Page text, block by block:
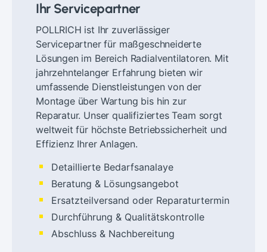
Ihr Servicepartner
POLLRICH ist Ihr zuverlässiger
Servicepartner für maßgeschneiderte
Lösungen im Bereich Radialventilatoren. Mit
jahrzehntelanger Erfahrung bieten wir
umfassende Dienstleistungen von der
Montage über Wartung bis hin zur
Reparatur. Unser qualifiziertes Team sorgt
weltweit für höchste Betriebssicherheit und
Effizienz Ihrer Anlagen.
Detaillierte Bedarfsanalaye
Beratung & Lösungsangebot
Ersatzteilversand oder Reparaturtermin
Durchführung & Qualitätskontrolle
Abschluss & Nachbereitung